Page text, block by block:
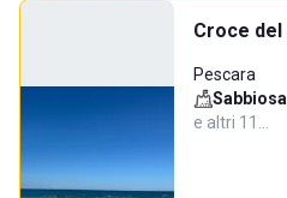
Croce del
Pescara
Sabbiosa
e altri 11…